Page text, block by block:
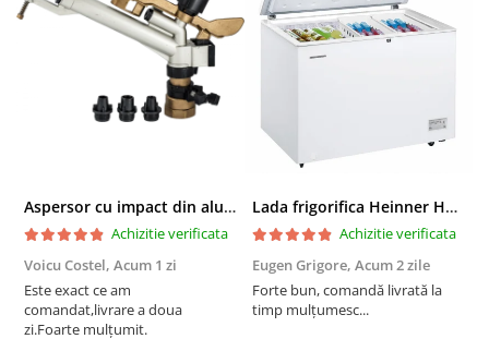
Aspersor cu impact din aluminiu cu FI, Presiune (bar)1.5-5, Diametru de aspersie (m)32-58
Achizitie verificata
Voicu Costel, Acum 1 zi
Este exact ce am
comandat,livrare a doua
zi.Foarte mulțumit.
Lada frigorifica Heinner HCF-287CNHE++, 287 l, Clasa E, Compresor inverter, Iluminare LED, Functionalitate frigider, Alb
Achizitie verificata
Eugen Grigore, Acum 2 zile
Forte bun, comandă livrată la
timp mulțumesc...